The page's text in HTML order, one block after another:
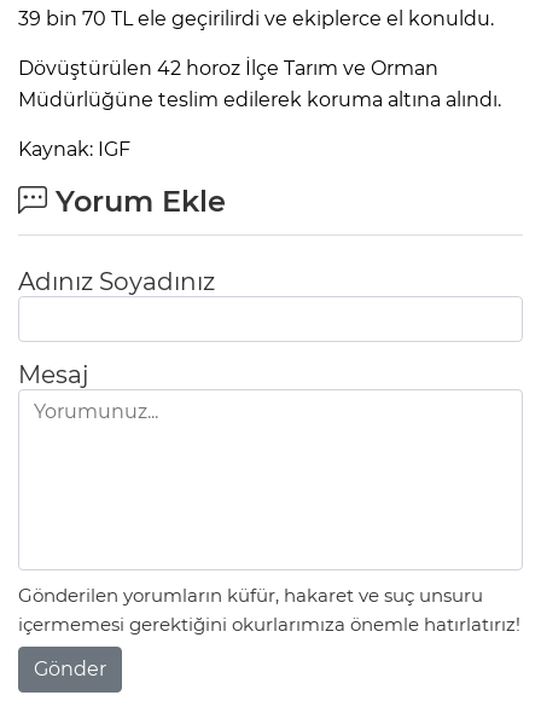
39 bin 70 TL ele geçirilirdi ve ekiplerce el konuldu.
Dövüştürülen 42 horoz İlçe Tarım ve Orman
Müdürlüğüne teslim edilerek koruma altına alındı.
Kaynak: IGF
Yorum Ekle
Adınız Soyadınız
Mesaj
Gönderilen yorumların küfür, hakaret ve suç unsuru
içermemesi gerektiğini okurlarımıza önemle hatırlatırız!
Gönder